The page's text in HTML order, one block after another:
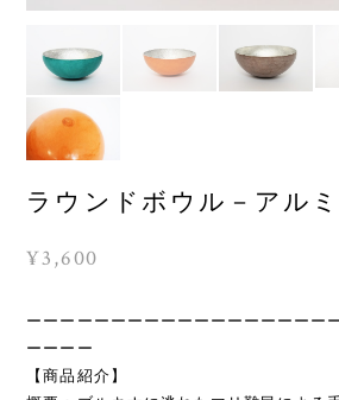
ラウンドボウル－アル
¥3,600
ーーーーーーーーーーーーーーーーーー
ーーーー
【商品紹介】